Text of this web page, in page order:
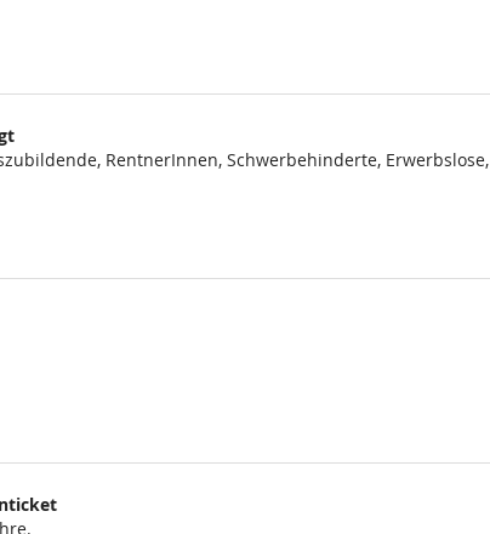
RentnerInnen, Schwerbehinderte, Erwerbslose,